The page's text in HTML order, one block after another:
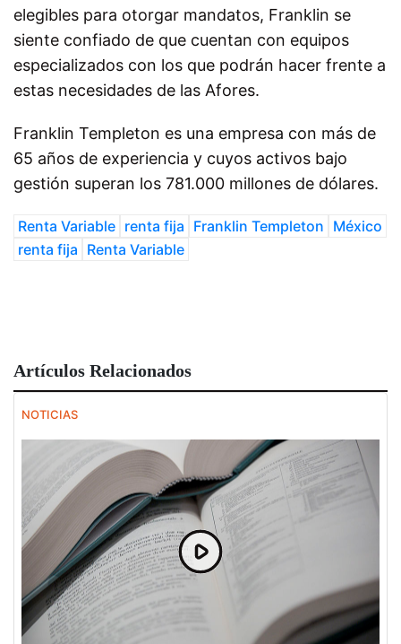
elegibles para otorgar mandatos, Franklin se
siente confiado de que cuentan con equipos
especializados con los que podrán hacer frente a
estas necesidades de las Afores.
Franklin Templeton es una empresa con más de
65 años de experiencia y cuyos activos bajo
gestión superan los 781.000 millones de dólares.
Renta Variable renta fija Franklin Templeton México
renta fija Renta Variable
Artículos Relacionados
NOTICIAS